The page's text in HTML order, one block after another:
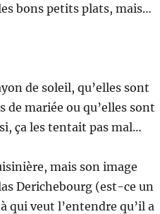
bons petits plats, mais…
de soleil, qu’elles sont
mariée ou qu’elles sont
ça les tentait pas mal…
mais son image
Derichebourg (est-ce un
qui veut l’entendre qu’il a